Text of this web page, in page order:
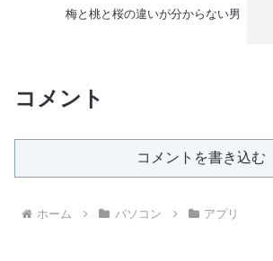
梅と桃と桜の違いが分からない男
コメント
コメントを書き込む
ホーム パソコン アプリ